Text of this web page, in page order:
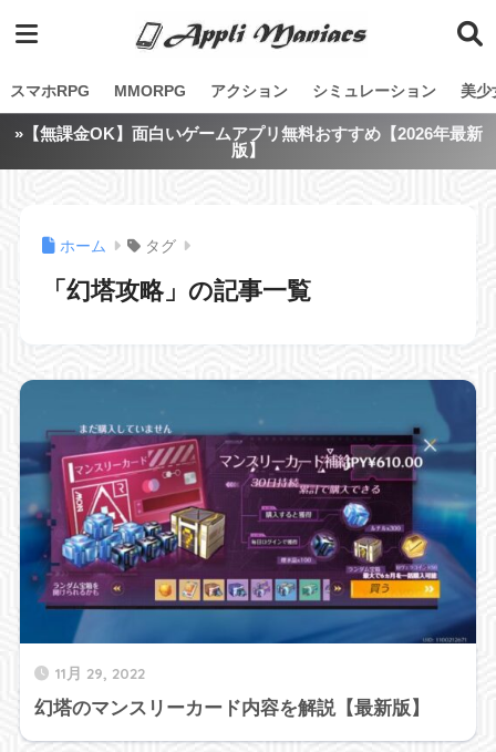
スマホRPG MMORPG アクション シミュレーション 美少
»【無課金OK】面白いゲームアプリ無料おすすめ【2026年最新
版】
ホーム タグ
「幻塔攻略」の記事一覧
11月 29, 2022
幻塔のマンスリーカード内容を解説【最新版】